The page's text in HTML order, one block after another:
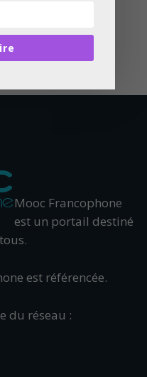
Mooc Francophone
est un portail destiné
est référencée.
du réseau :